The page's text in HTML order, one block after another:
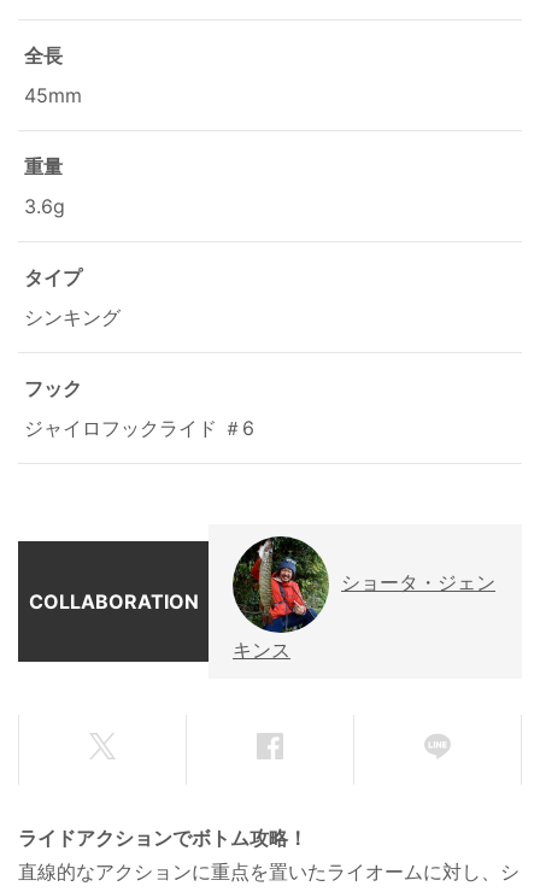
全長
45mm
重量
3.6g
タイプ
シンキング
フック
ジャイロフックライド ＃6
COLLABORATION
ショータ・ジェン
キンス
ライドアクションでボトム攻略！
直線的なアクションに重点を置いたライオームに対し、シ